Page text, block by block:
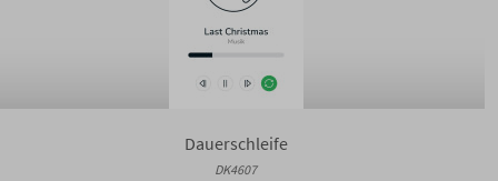
Dauerschleife
DK4607